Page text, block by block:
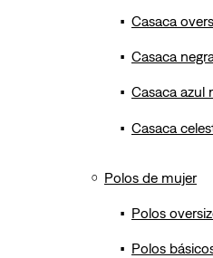
Casaca
Casaca
Casaca azul
Casaca
Polos de mujer
Polos
Polos